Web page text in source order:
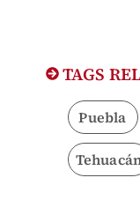
TAGS
Puebla